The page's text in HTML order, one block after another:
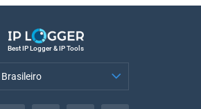
Best IP Logger & IP Tools
Brasileiro
Brasileiro